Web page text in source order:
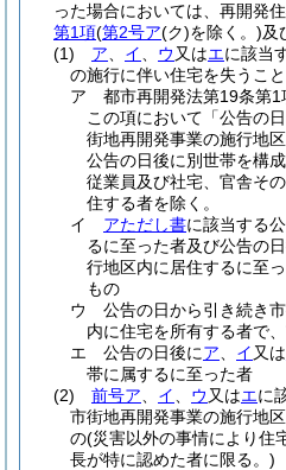
った場合においては、再開発
第1項(第2号ア(ク)を除く。)及
(1)
ア イ ウ 又はエに該当
の施行に伴い住宅を失うこ
ア
都市再開発法第19条第
この項において「公告の
街地再開発事業の施行地
公告の日後に別世帯を構
従業員及び社宅、官舎そ
住する者を除く。
イ
アただし書に該当する
るに至った者及び公告の
行地区内に居住するに至
もの
ウ
公告の日から引き続き
内に住宅を所有する者で
エ
公告の日後にア イ 又は
帯に属するに至った者
(2)
前号ア イ ウ 又はエに
市街地再開発事業の施行地
の(災害以外の事情により住
長が特に認めた者に限る。)